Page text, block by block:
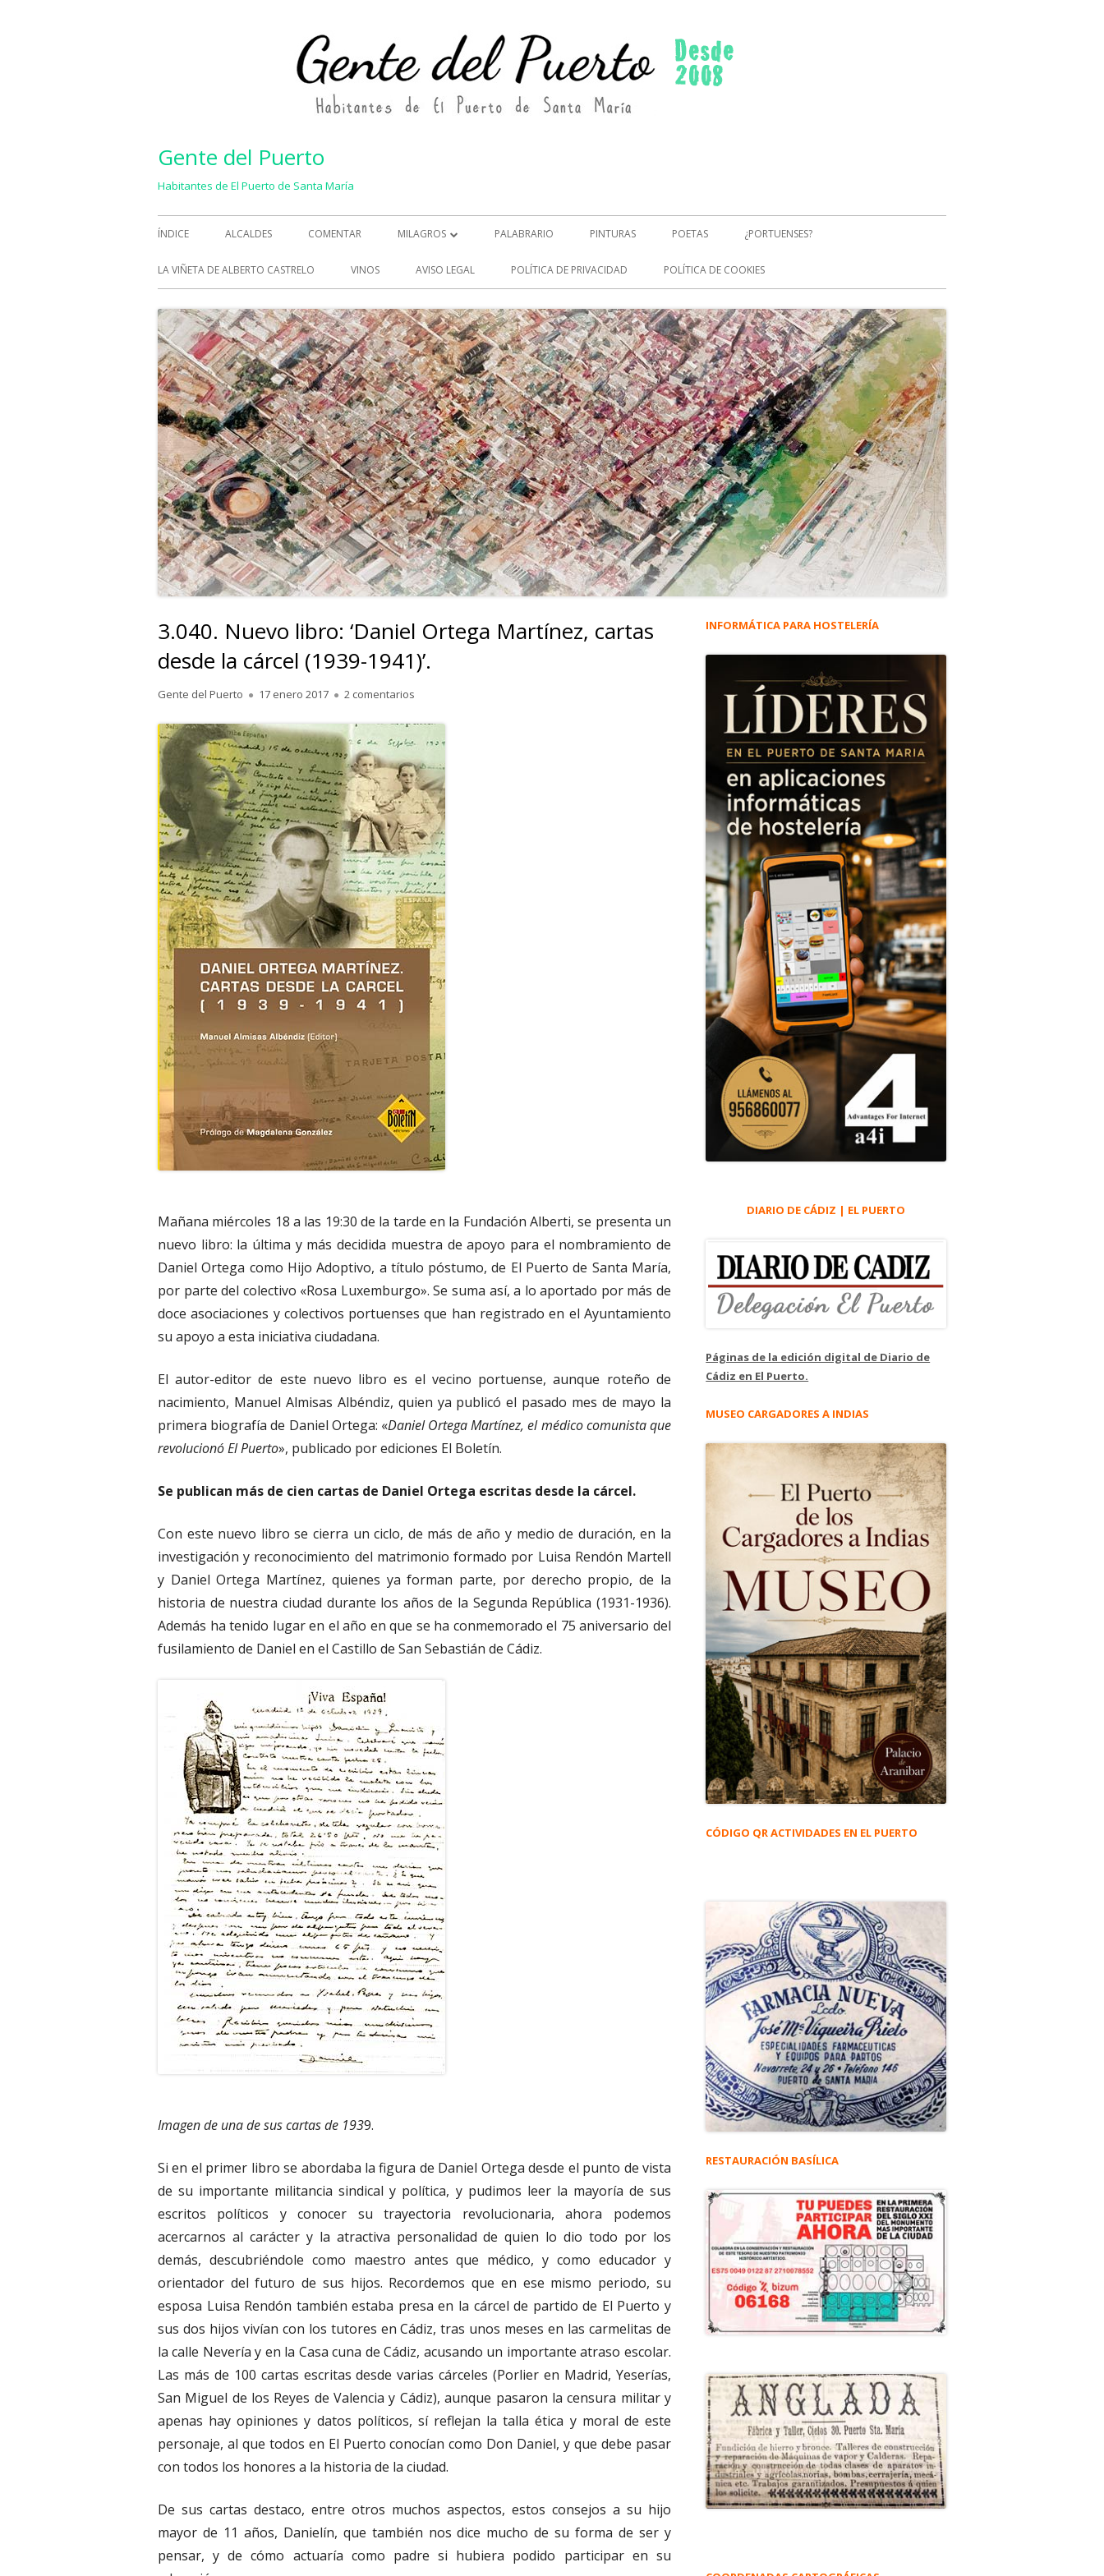
Gente del Puerto
Habitantes de El Puerto de Santa María
Menú
principal
ÍNDICE ALCALDES COMENTAR MILAGROS
MILAGROS (2)
PALABRARIO PINTURAS POETAS ¿PORTUENSES?
LA VIÑETA DE ALBERTO CASTRELO VINOS AVISO LEGAL POLÍTICA DE PRIVACIDAD POLÍTICA DE COOKIES
3.040. Nuevo libro: ‘Daniel Ortega Martínez, cartas
desde la cárcel (1939-1941)’.
Autor
Gente del Puerto
Publicado
17 enero 2017 2 comentarios en 3.040. Nuevo libro: ‘Daniel Ortega Martínez, cartas desde la cárcel (1939-1941)’.
Mañana miércoles 18 a las 19:30 de la tarde en la Fundación Alberti, se presenta un
nuevo libro: la última y más decidida muestra de apoyo para el nombramiento de
Daniel Ortega como Hijo Adoptivo, a título póstumo, de El Puerto de Santa María,
por parte del colectivo «Rosa Luxemburgo». Se suma así, a lo aportado por más de
doce asociaciones y colectivos portuenses que han registrado en el Ayuntamiento
su apoyo a esta iniciativa ciudadana.
El autor-editor de este nuevo libro es el vecino portuense, aunque roteño de
nacimiento, Manuel Almisas Albéndiz, quien ya publicó el pasado mes de mayo la
primera biografía de Daniel Ortega: «Daniel Ortega Martínez, el médico comunista que
revolucionó El Puerto», publicado por ediciones El Boletín.
Se publican más de cien cartas de Daniel Ortega escritas desde la cárcel.
Con este nuevo libro se cierra un ciclo, de más de año y medio de duración, en la
investigación y reconocimiento del matrimonio formado por Luisa Rendón Martell
y Daniel Ortega Martínez, quienes ya forman parte, por derecho propio, de la
historia de nuestra ciudad durante los años de la Segunda República (1931-1936).
Además ha tenido lugar en el año en que se ha conmemorado el 75 aniversario del
fusilamiento de Daniel en el Castillo de San Sebastián de Cádiz.
Imagen de una de sus cartas de 1939.
Si en el primer libro se abordaba la figura de Daniel Ortega desde el punto de vista
de su importante militancia sindical y política, y pudimos leer la mayoría de sus
escritos políticos y conocer su trayectoria revolucionaria, ahora podemos
acercarnos al carácter y la atractiva personalidad de quien lo dio todo por los
demás, descubriéndole como maestro antes que médico, y como educador y
orientador del futuro de sus hijos. Recordemos que en ese mismo periodo, su
esposa Luisa Rendón también estaba presa en la cárcel de partido de El Puerto y
sus dos hijos vivían con los tutores en Cádiz, tras unos meses en las carmelitas de
la calle Nevería y en la Casa cuna de Cádiz, acusando un importante atraso escolar.
Las más de 100 cartas escritas desde varias cárceles (Porlier en Madrid, Yeserías,
San Miguel de los Reyes de Valencia y Cádiz), aunque pasaron la censura militar y
apenas hay opiniones y datos políticos, sí reflejan la talla ética y moral de este
personaje, al que todos en El Puerto conocían como Don Daniel, y que debe pasar
con todos los honores a la historia de la ciudad.
De sus cartas destaco, entre otros muchos aspectos, estos consejos a su hijo
mayor de 11 años, Danielín, que también nos dice mucho de su forma de ser y
pensar, y de cómo actuaría como padre si hubiera podido participar en su
Barra
principal
INFORMÁTICA PARA HOSTELERÍA
DIARIO DE CÁDIZ | EL PUERTO
Páginas de la edición digital de Diario de
Cádiz en El Puerto.
MUSEO CARGADORES A INDIAS
CÓDIGO QR ACTIVIDADES EN EL PUERTO
RESTAURACIÓN BASÍLICA